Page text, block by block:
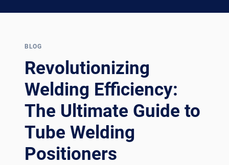
BLOG
Revolutionizing
Welding Efficiency:
The Ultimate Guide to
Tube Welding
Positioners